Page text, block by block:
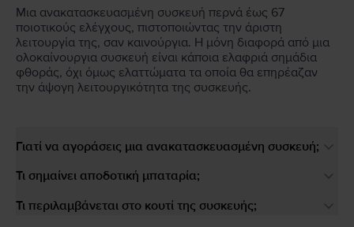
Μια ανακατασκευασμένη συσκευή περνά έως 67
ποιοτικούς ελέγχους, πιστοποιώντας την άριστη
λειτουργία της, σαν καινούργια. Η μόνη διαφορά από μια
ολοκαίνουργια συσκευή είναι κάποια ελαφριά σημάδια
φθοράς, όχι όμως ελαττώματα τα οποία θα επηρέαζαν
την άψογη λειτουργικότητα της συσκευής.
Γιατί να αγοράσεις μια ανακατασκευασμένη συσκευή;
Τι σημαίνει αποδοτική μπαταρία;
Τι περιλαμβάνεται στο κουτί της συσκευής;